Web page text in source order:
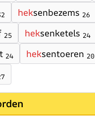
heksenbezems 26
25 heksenketels 24
24 heksentoeren 20